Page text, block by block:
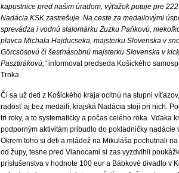
kapustnice pred našim úradom, výťažok putuje pre
Nadácia KSK zastrešuje. Na ceste za medailovými
sprevádza i vodnú slalomárku Zuzku Paňkovú,
plavca Michala Hajducseka, majsterku Slovenska v
Görcsösovú či šesťnásobnú majsterku Slovenska v
Pasztirákovú,“informoval predseda Košického
Trnka.
Či sa už deti z Košického kraja ocitnú na stupni
radosť aj bez medailí, krajská Nadácia stojí pri nich.
tri roky, a to systematicky a počas celého roka. Vďaka
podporným aktivitám pribudlo do pokladničky nadácie
Okrem toho si deti a mládež na Mikuláša pochutnali
od župy, tesne pred Vianocami si zas vyzdvihli
príslušenstva v hodnote 100 eur a Bábkové divadlo v